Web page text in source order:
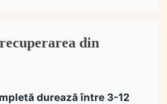
din
durează între 3-12